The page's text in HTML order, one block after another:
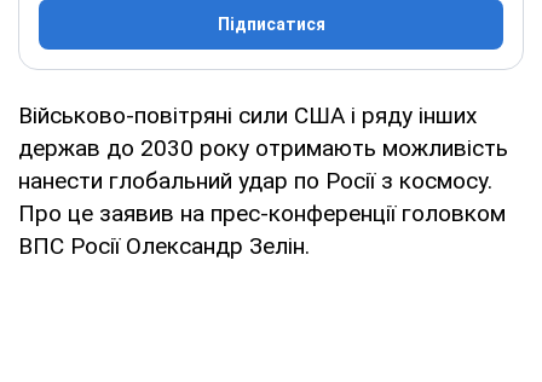
Підписатися
Військово-повітряні сили США і ряду інших
держав до 2030 року отримають можливість
нанести глобальний удар по Росії з космосу.
Про це заявив на прес-конференції головком
ВПС Росії Олександр Зелін.